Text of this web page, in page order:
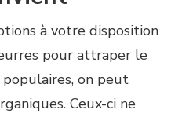
à votre disposition
pour attraper le
on peut
Ceux-ci ne